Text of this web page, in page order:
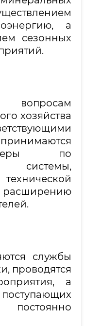
а
сезонных
хозяйства
по
системы,
службы
проводятся
а
постоянно